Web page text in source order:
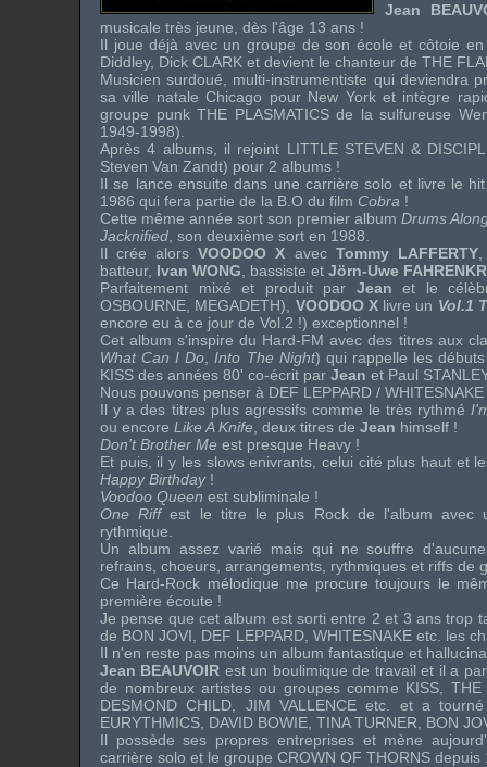
Jean
musicale très jeune, dès l'âge 13 ans !
Il joue déjà avec un groupe de son école et côtoie
Diddley, Dick CLARK et devient le chanteur de THE
Musicien surdoué, multi-instrumentiste qui deviendra
sa ville nataleChicago pour New Yorket intègre
groupe punk THE PLASMATICSde la sulfureuse
1949-1998).
Après 4 albums, il rejoint LITTLE STEVEN &
Steven Van Zandt) pour 2 albums !
Il se lance ensuite dans une carrière solo et livre le hit
1986 qui fera partie de la B.O du film Cobra !
Cette même année sort son premier album Drums
Jacknified , son deuxième sort en 1988.
Il crée alorsVOODOO X avec Tommy LAFFERTY,
batteur, Ivan WONG , bassiste et Jörn-Uwe
Parfaitement mixé et produit par Jean et le
OSBOURNE MEGADETH), VOODOO Xlivre un Vol.1
encore eu à ce jour de Vol.2 !) exceptionnel !
Cet album s'inspire du Hard-FM avec des titres aux
What Can I Do
Into The Night) qui rappelle les
KISS des années 80' co-écrit par Jean et Paul
Nous pouvons penser à DEF LEPPARD / WHITESNAKE
Il y a des titres plus agressifs comme le très rythmé
ou encore Like A Knife , deux titres de Jean himself !
Don't Brother Me est presque Heavy !
Et puis, il y les slows enivrants, celui cité plus haut et
Happy Birthday!
Voodoo Queen est subliminale !
One Riffest le titre le plus Rock de l'album avec
rythmique.
Un album assez varié mais qui ne souffre
refrains, choeurs, arrangements, rythmiques et riffs de
Ce Hard-Rock mélodique me procure toujours le
première écoute !
Je pense que cet album est sorti entre 2 et 3 ans trop
de BON JOVI DEF LEPPARD WHITESNAKE etc. les
Il n'en reste pas moins un album fantastique et
Jean BEAUVOIR est un boulimique de travail et il a
de nombreux artistes ou groupes comme KISS
THE
DESMOND CHILD
JIM VALLENCEetc. et a
EURYTHMICS DAVID BOWIE TINA TURNER
BON
Il possède ses propres entreprises et mène
carrière solo et le groupe CROWN OF THORNS depuis